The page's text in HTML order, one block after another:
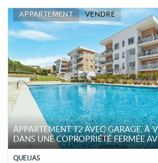
APPARTEMENT VENDRE
APPARTEMENT T2 AVEC GARAGE, À
DANS UNE COPROPRIÉTÉ FERMÉE
QUEIJAS